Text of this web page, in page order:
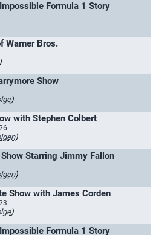
Formula 1 Story
Warner Bros.
Show
)
with Stephen Colbert
)
Starring Jimmy Fallon
)
Show with James Corden
)
Formula 1 Story